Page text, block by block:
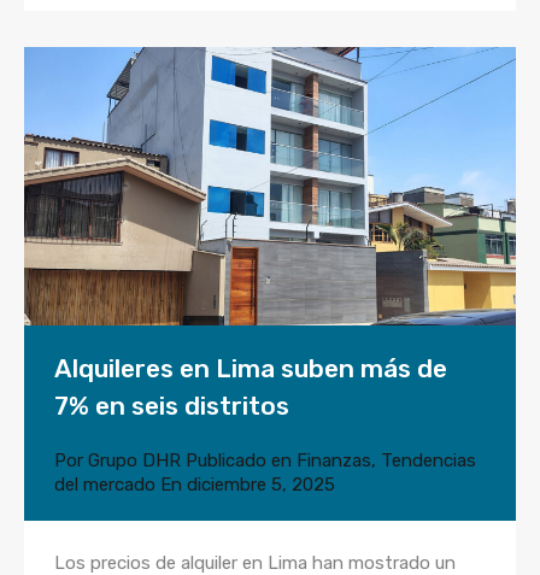
Alquileres en Lima suben más de
7% en seis distritos
Por Grupo DHR Publicado en Finanzas, Tendencias
del mercado En diciembre 5, 2025
Los precios de alquiler en Lima han mostrado un